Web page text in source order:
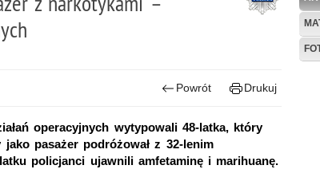
Powrót Drukuj
operacyjnych wytypowali 48-latka, który
pasażer podróżował z 32-lenim
policjanci ujawnili amfetaminę i marihuanę.